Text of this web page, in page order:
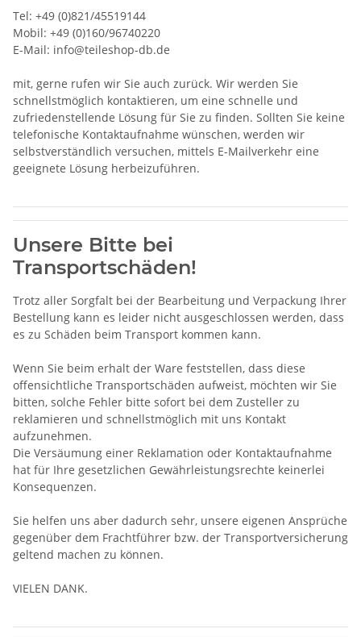
Tel: +49 (0)821/45519144
Mobil: +49 (0)160/96740220
E-Mail: info@teileshop-db.de
mit, gerne rufen wir Sie auch zurück. Wir werden Sie
schnellstmöglich kontaktieren, um eine schnelle und
zufriedenstellende Lösung für Sie zu finden. Sollten Sie keine
telefonische Kontaktaufnahme wünschen, werden wir
selbstverständlich versuchen, mittels E-Mailverkehr eine
geeignete Lösung herbeizuführen.
Unsere Bitte bei
Transportschäden!
Trotz aller Sorgfalt bei der Bearbeitung und Verpackung Ihrer
Bestellung kann es leider nicht ausgeschlossen werden, dass
es zu Schäden beim Transport kommen kann.
Wenn Sie beim erhalt der Ware feststellen, dass diese
offensichtliche Transportschäden aufweist, möchten wir Sie
bitten, solche Fehler bitte sofort bei dem Zusteller zu
reklamieren und schnellstmöglich mit uns Kontakt
aufzunehmen.
Die Versäumung einer Reklamation oder Kontaktaufnahme
hat für Ihre gesetzlichen Gewährleistungsrechte keinerlei
Konsequenzen.
Sie helfen uns aber dadurch sehr, unsere eigenen Ansprüche
gegenüber dem Frachtführer bzw. der Transportversicherung
geltend machen zu können.
VIELEN DANK.